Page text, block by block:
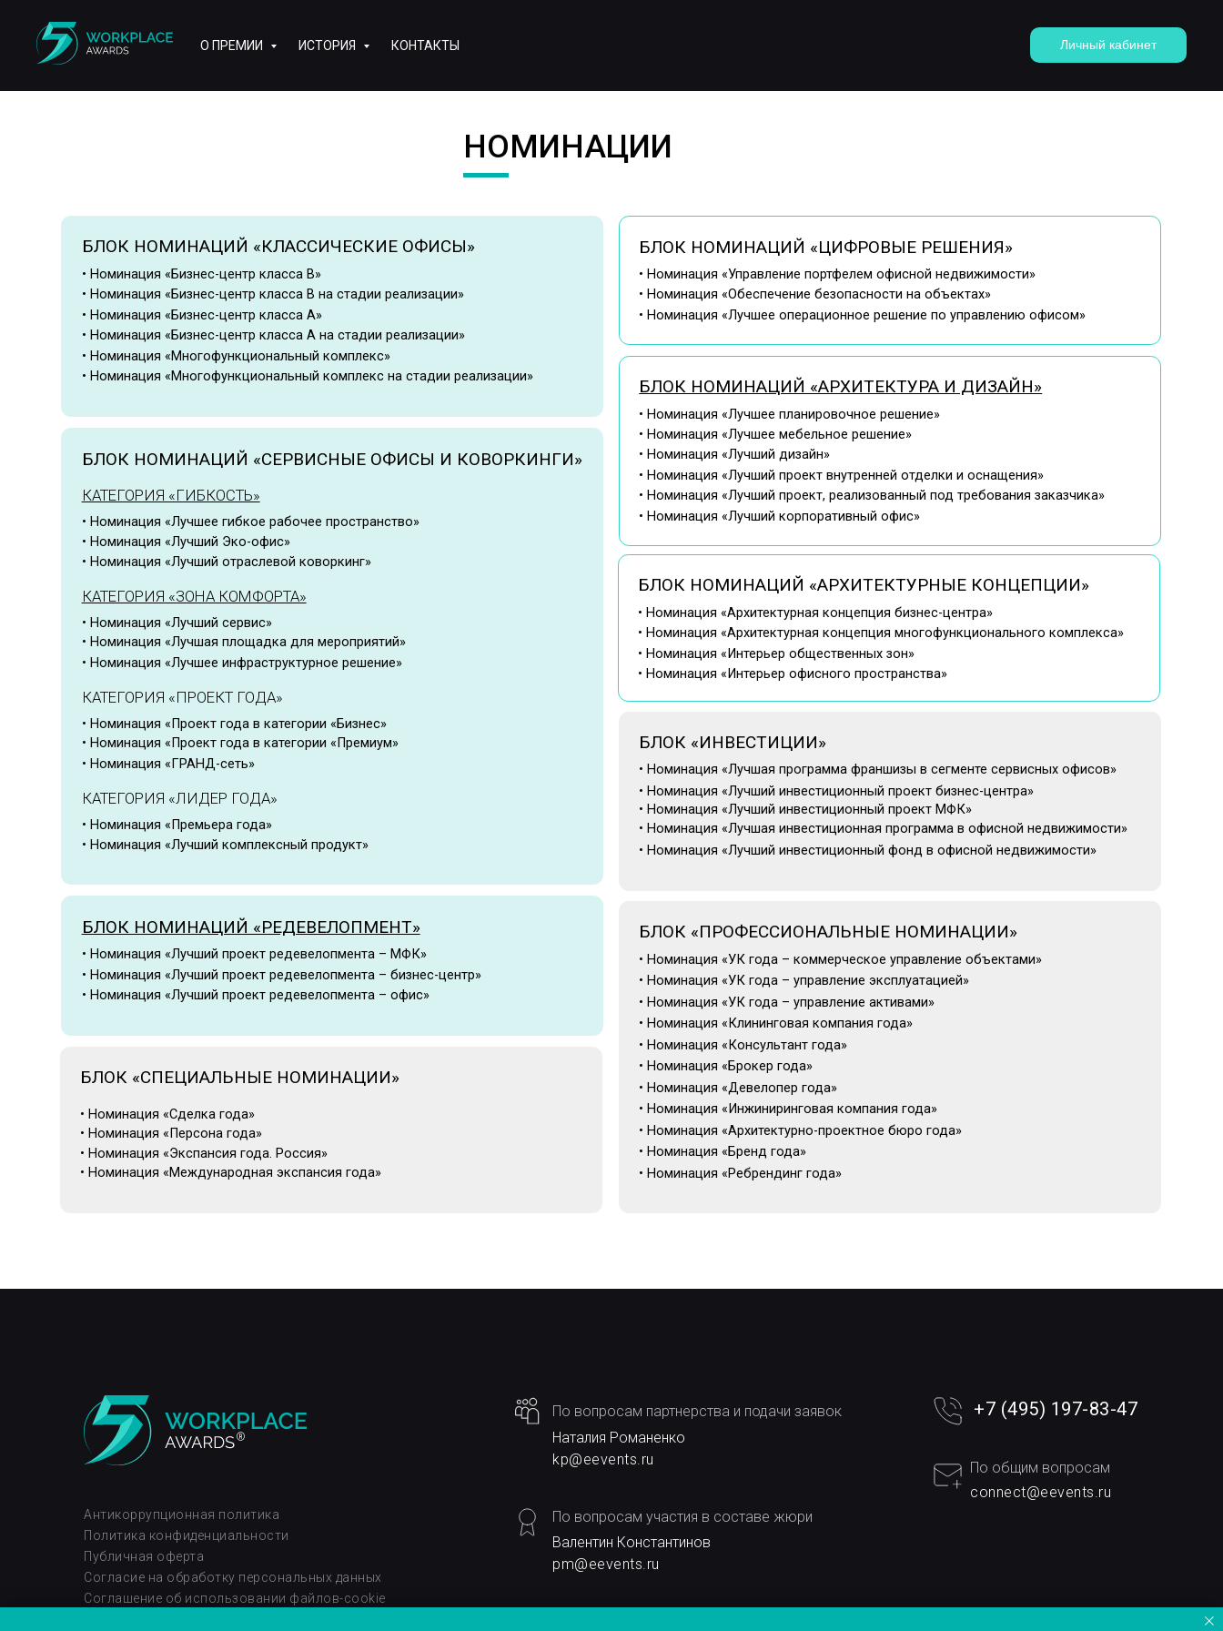
О ПРЕМИИ ИСТОРИЯ КОНТАКТЫ Личный кабинет
НОМИНАЦИИ
• Номинация «Архитектурная концепция многофункционального комплекса»
БЛОК НОМИНАЦИЙ «КЛАССИЧЕСКИЕ ОФИСЫ»
БЛОК НОМИНАЦИЙ «РЕДЕВЕЛОПМЕНТ»
КАТЕГОРИЯ «ЗОНА КОМФОРТА»
КАТЕГОРИЯ «ПРОЕКТ ГОДА»
БЛОК НОМИНАЦИЙ «ЦИФРОВЫЕ РЕШЕНИЯ»
БЛОК НОМИНАЦИЙ «АРХИТЕКТУРА И ДИЗАЙН»
БЛОК «ПРОФЕССИОНАЛЬНЫЕ НОМИНАЦИИ»
БЛОК «СПЕЦИАЛЬНЫЕ НОМИНАЦИИ»
• Номинация «Бизнес-центр класса В»
• Номинация «Бизнес-центр класса А на стадии реализации»
• Номинация «Бизнес-центр класса А»
• Номинация «Многофункциональный комплекс»
• Номинация «Многофункциональный комплекс на стадии реализации»
• Номинация «Лучшее гибкое рабочее пространство»
• Номинация «Лучший отраслевой коворкинг»
• Номинация «Лучший сервис»
• Номинация «Лучшая площадка для мероприятий»
• Номинация «Лучшее инфраструктурное решение»
• Номинация «Проект года в категории «Бизнес»
• Номинация «Проект года в категории «Премиум»
• Номинация «Премьера года»
• Номинация «Лучший комплексный продукт»
• Номинация «Сделка года»
БЛОК «ИНВЕСТИЦИИ»
• Номинация «Лучший инвестиционный проект бизнес-центра»
• Номинация «Лучшая инвестиционная программа в офисной недвижимости»
• Номинация «Лучший проект редевелопмента – МФК»
• Номинация «Лучший проект редевелопмента – офис»
• Номинация «Управление портфелем офисной недвижимости»
• Номинация «Лучшее операционное решение по управлению офисом»
• Номинация «Лучшее планировочное решение»
• Номинация «Лучшее мебельное решение»
• Номинация «Лучший дизайн»
• Номинация «Лучший проект внутренней отделки и оснащения»
• Номинация «Лучший проект, реализованный под требования заказчика»
• Номинация «Лучший корпоративный офис»
• Номинация «Интерьер общественных зон»
• Номинация «Архитектурная концепция бизнес-центра»
БЛОК НОМИНАЦИЙ «АРХИТЕКТУРНЫЕ КОНЦЕПЦИИ»
• Номинация «УК года – коммерческое управление объектами»
• Номинация «УК года – управление эксплуатацией»
• Номинация «УК года – управление активами»
• Номинация «Консультант года»
• Номинация «Брокер года»
• Номинация «Девелопер года»
• Номинация «Инжиниринговая компания года»
• Номинация «Архитектурно-проектное бюро года»
• Номинация «Бренд года»
• Номинация «Ребрендинг года»
®
Антикоррупционная политика
Политика конфиденциальности
Согласие на обработку персональных данных
Соглашение об использовании файлов-cookie
Публичная оферта pm@eevents.ru
Валентин Константинов
По вопросам участия в составе жюри
По вопросам партнерства и подачи заявок
Наталия Романенко
kp@eevents.ru
+7 (495) 197-83-47
По общим вопросам
connect@eevents.ru